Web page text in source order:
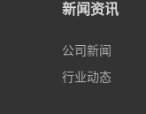
新闻资讯
公司新闻
行业动态